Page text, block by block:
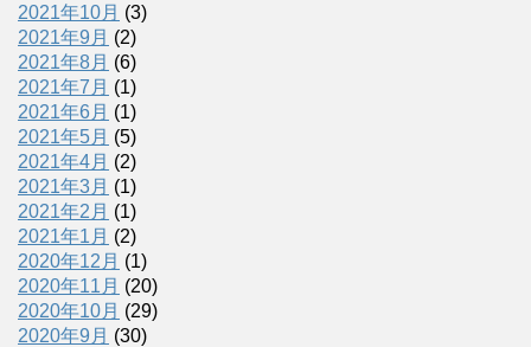
2021年10月 (3)
2021年9月 (2)
2021年8月 (6)
2021年7月 (1)
2021年6月 (1)
2021年5月 (5)
2021年4月 (2)
2021年3月 (1)
2021年2月 (1)
2021年1月 (2)
2020年12月 (1)
2020年11月 (20)
2020年10月 (29)
2020年9月 (30)